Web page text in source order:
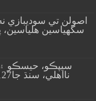
سگهياسين هلياسين،
سيپڪو، حيسڪو
نااهلي، سنڌ جا127 ارب رپيا ٻڏي ويا؟